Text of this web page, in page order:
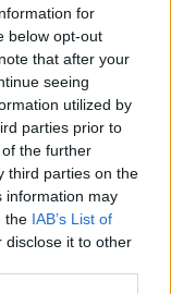
for
below opt-out
that after your
seeing
utilized by
parties prior to
the further
third parties on the
information may
the IAB’s List of
disclose it to other